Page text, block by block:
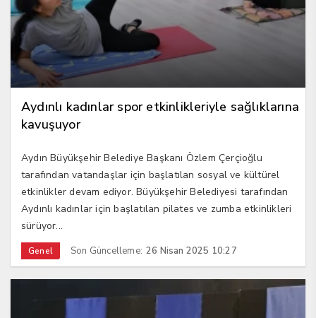
Aydınlı kadınlar spor etkinlikleriyle sağlıklarına
kavuşuyor
Aydın Büyükşehir Belediye Başkanı Özlem Çerçioğlu
tarafından vatandaşlar için başlatılan sosyal ve kültürel
etkinlikler devam ediyor. Büyükşehir Belediyesi tarafından
Aydınlı kadınlar için başlatılan pilates ve zumba etkinlikleri
sürüyor...
Genel Son Güncelleme: 26 Nisan 2025 10:27